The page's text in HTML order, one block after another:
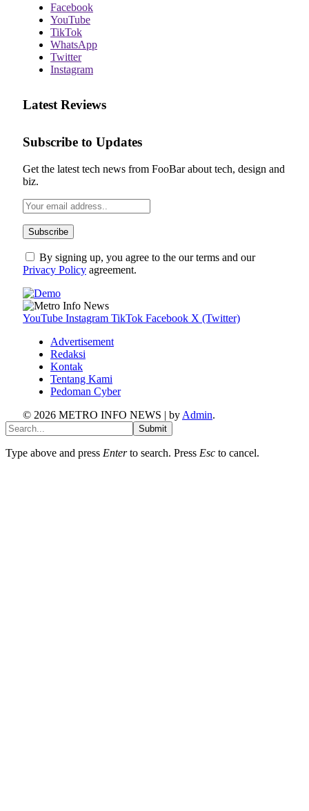
Facebook
YouTube
TikTok
WhatsApp
Twitter
Instagram
Latest Reviews
Subscribe to Updates
Get the latest tech news from FooBar about tech, design and
biz.
By signing up, you agree to the our terms and our
Privacy Policy agreement.
YouTube Instagram TikTok Facebook X (Twitter)
Advertisement
Redaksi
Kontak
Tentang Kami
Pedoman Cyber
© 2026 METRO INFO NEWS | by Admin.
Submit
Type above and press Enterto search. Press Esc to cancel.